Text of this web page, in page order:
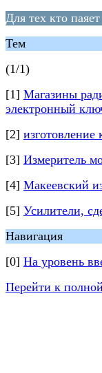
Для тех кто паяет
Тем
(1/1)
[1] Магазины
электронный
[2]
[3] Измеритель
[4] Макеевский
[5] Усилители,
Навигация
[0] На уровень
Перейти к